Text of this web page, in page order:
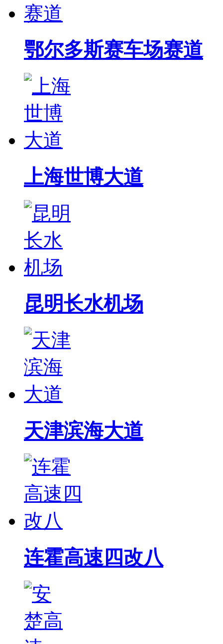
鄂尔多斯赛车场赛道
上海世博大道
昆明长水机场
天津滨海大道
连霍高速四改八